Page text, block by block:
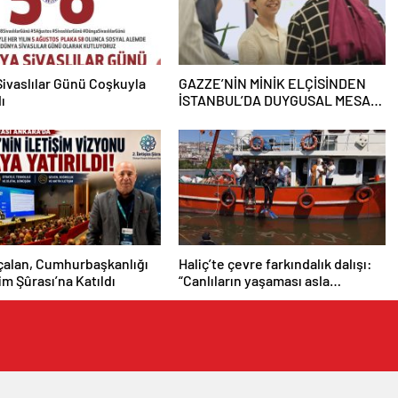
Günü Coşkuyla
GAZZE’NİN MİNİK ELÇİSİNDEN
İSTANBUL’DA DUYGUSAL MESAJ:
Cumhurbaşkanlığı
Şûrası’na Katıldı
Haliç’te çevre farkındalık dalışı:
“Canlıların yaşaması asla
mümkün değil”